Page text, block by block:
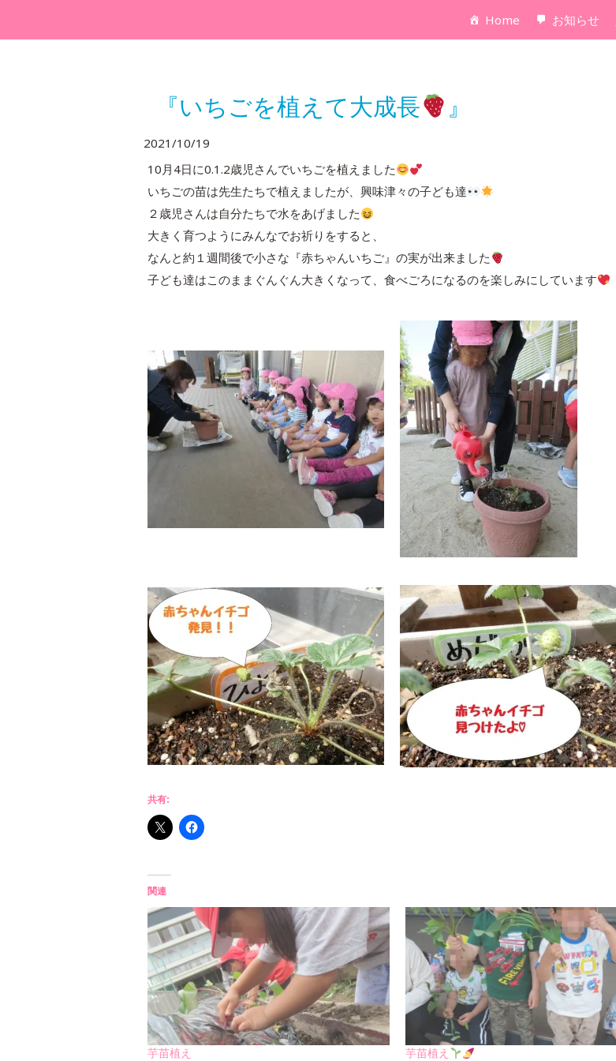
Home お知らせ
『いちごを植えて大成長 』
2021/10/19
10月4日に0.1.2歳児さんでいちごを植えました
いちごの苗は先生たちで植えましたが、興味津々の子ども達
２歳児さんは自分たちで水をあげました
大きく育つようにみんなでお祈りをすると、
なんと約１週間後で小さな『赤ちゃんいちご』の実が出来ました
子ども達はこのままぐんぐん大きくなって、食べごろになるのを楽しみにしています
共有:
関連
芋苗植え 芋苗植え